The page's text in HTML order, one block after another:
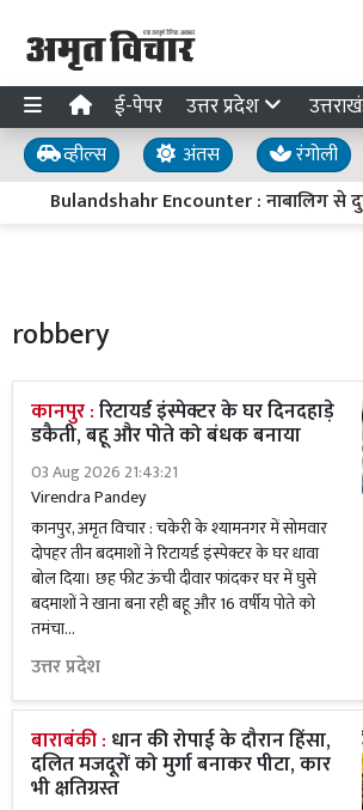
ई-पेपर उत्तर प्रदेश
व्हील्स अंतस रंगोली
Bulandshahr Encounter : नाबालिग से
robbery
कानपुर :रिटायर्ड इंस्पेक्टर के घर दिनदहाड़े
डकैती, बहू और पोते को बंधक बनाया
03 Aug 2026 21:43:21
Virendra Pandey
कानपुर, अमृत विचार : चकेरी के श्यामनगर में सोमवार
दोपहर तीन बदमाशों ने रिटायर्ड इंस्पेक्टर के घर धावा
बोल दिया। छह फीट ऊंची दीवार फांदकर घर में घुसे
बदमाशों ने खाना बना रही बहू और 16 वर्षीय पोते को
तमंचा...
उत्तर प्रदेश
बाराबंकी : धान की रोपाई के दौरान हिंसा,
दलित मजदूरों को मुर्गा बनाकर पीटा, कार
भी क्षतिग्रस्त